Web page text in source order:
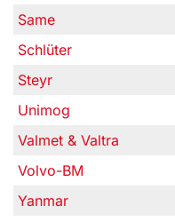
Same
Schlüter
Steyr
Unimog
Valmet & Valtra
Volvo-BM
Yanmar